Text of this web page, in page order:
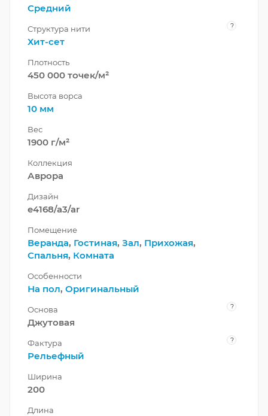
Средний
Структура нити ?
Хит-сет
Плотность
450 000 точек/м²
Высота ворса
10 мм
Вес
1900 г/м²
Коллекция
Аврора
Дизайн
e4168/a3/ar
Помещение
Веранда, Гостиная, Зал, Прихожая,
Спальня, Комната
Особенности
На пол, Оригинальный
Основа ?
Джутовая
Фактура ?
Рельефный
Ширина
200
Длина